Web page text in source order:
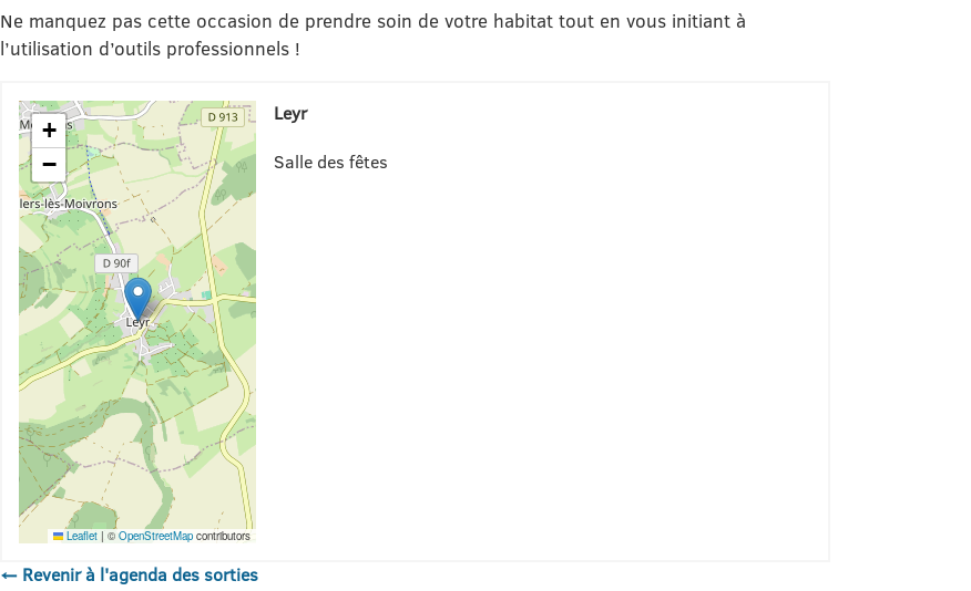
Ne manquez pas cette occasion de prendre soin de votre habitat tout en vous initiant à
l’utilisation d’outils professionnels !
+
−
Leaflet | ©OpenStreetMap contributors
Leyr
Salle des fêtes
← Revenir à l'agenda des sorties